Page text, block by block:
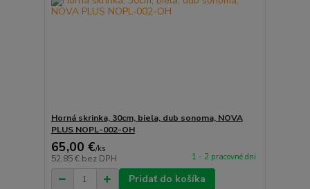
Horná skrinka, 30cm, biela, dub sonoma, NOVA
PLUS NOPL-002-OH
65,00 €/ks
52,85 € bez DPH 1 - 2 pracovné dni
Pridať do košíka